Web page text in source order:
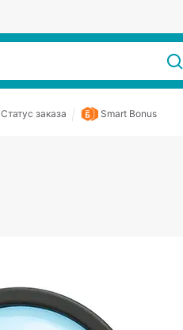
Статус заказа Smart Bonus